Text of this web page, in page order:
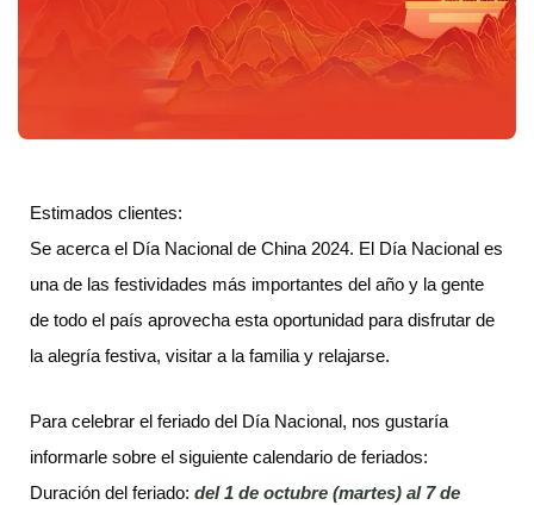
Estimados clientes:
Se acerca el Día Nacional de China 2024. El Día Nacional es
una de las festividades más importantes del año y la gente
de todo el país aprovecha esta oportunidad para disfrutar de
la alegría festiva, visitar a la familia y relajarse.
Para celebrar el feriado del Día Nacional, nos gustaría
informarle sobre el siguiente calendario de feriados:
Duración del feriado: del 1 de octubre (martes) al 7 de